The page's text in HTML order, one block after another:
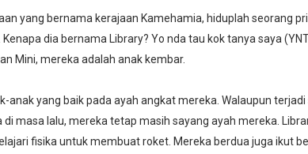
yang bernama kerajaan Kamehamia, hiduplah seorang
dia bernama Library? Yo nda tau kok tanya saya
Mini, mereka adalah anak kembar.
anak yang baik pada ayah angkat mereka. Walaupun
masa lalu, mereka tetap masih sayang ayah mereka.
fisika untuk membuat roket. Mereka berdua juga ikut